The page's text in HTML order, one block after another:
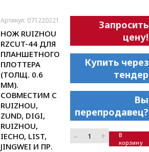
Артикул: 071220221
НОЖ RUIZHOU
RZCUT-44 ДЛЯ
ПЛАНШЕТНОГО
ПЛОТТЕРА
(ТОЛЩ. 0.6
ММ).
СОВМЕСТИМ С
RUIZHOU,
ZUND, DIGI,
RUIZHOU,
IECHO, LIST,
JINGWEI И ПР.
Запросить
цену!
Купить через
тендер
Вы
перепродавец?
– +
В
корзину